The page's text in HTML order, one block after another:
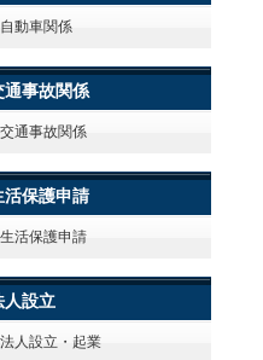
自動車関係
通事故関係
交通事故関係
活保護申請
生活保護申請
人設立
法人設立・起業